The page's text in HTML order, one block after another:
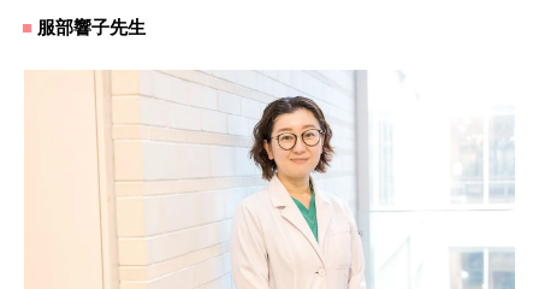
服部響子先生